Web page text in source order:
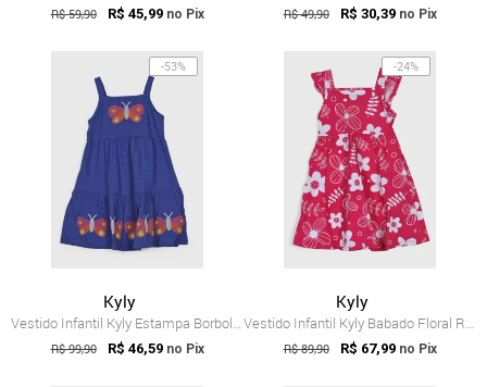
R$ 59,90 R$ 45,99 no Pix R$ 49,90 R$ 30,39 no Pix
-53%
Kyly
Vestido Infantil Kyly Estampa Borboleta Azul
R$ 99,90 R$ 46,59 no Pix
-24%
Kyly
Vestido Infantil Kyly Babado Floral Rosa
R$ 89,90 R$ 67,99 no Pix